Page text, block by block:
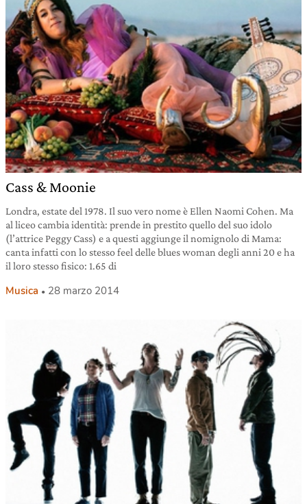
Cass & Moonie
Londra, estate del 1978. Il suo vero nome è Ellen Naomi Cohen. Ma
al liceo cambia identità: prende in prestito quello del suo idolo
(l’attrice Peggy Cass) e a questi aggiunge il nomignolo di Mama:
canta infatti con lo stesso feel delle blues woman degli anni 20 e ha
il loro stesso fisico: 1.65 di
Musica 28 marzo 2014